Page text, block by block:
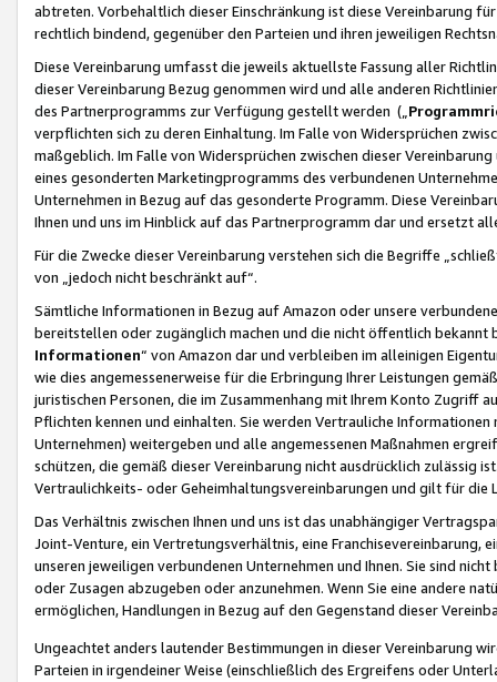
abtreten. Vorbehaltlich dieser Einschränkung ist diese Vereinbarung
rechtlich bindend, gegenüber den Parteien und ihren jeweiligen
Diese Vereinbarung umfasst die jeweils aktuellste Fassung aller
dieser Vereinbarung Bezug genommen wird und alle anderen
des Partnerprogramms zur Verfügung gestellt werden („
verpflichten sich zu deren Einhaltung. Im Falle von Widersprüchen
maßgeblich. Im Falle von Widersprüchen zwischen dieser
eines gesonderten Marketingprogramms des verbundenen
Unternehmen in Bezug auf das gesonderte Programm. Diese
Ihnen und uns im Hinblick auf das Partnerprogramm dar und ersetzt
Für die Zwecke dieser Vereinbarung verstehen sich die Begriffe
von „jedoch nicht beschränkt auf“.
Sämtliche Informationen in Bezug auf Amazon oder unsere
bereitstellen oder zugänglich machen und die nicht öffentlich
Informationen“ von Amazon dar und verbleiben im alleinigen
wie dies angemessenerweise für die Erbringung Ihrer Leistungen
juristischen Personen, die im Zusammenhang mit Ihrem Konto
Pflichten kennen und einhalten. Sie werden Vertrauliche
Unternehmen) weitergeben und alle angemessenen Maßnahmen
schützen, die gemäß dieser Vereinbarung nicht ausdrücklich zulässig
Vertraulichkeits- oder Geheimhaltungsvereinbarungen und gilt für die
Das Verhältnis zwischen Ihnen und uns ist das unabhängiger
Joint-Venture, ein Vertretungsverhältnis, eine Franchisevereinbarung,
unseren jeweiligen verbundenen Unternehmen und Ihnen. Sie sind
oder Zusagen abzugeben oder anzunehmen. Wenn Sie eine andere
ermöglichen, Handlungen in Bezug auf den Gegenstand dieser
Ungeachtet anders lautender Bestimmungen in dieser Vereinbarung
Parteien in irgendeiner Weise (einschließlich des Ergreifens oder